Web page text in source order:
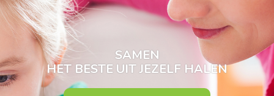
SAMEN
HET BESTE UIT JEZELF HALEN